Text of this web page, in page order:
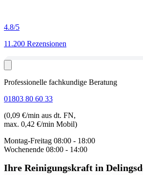
4.8/5
11.200 Rezensionen
Professionelle fachkundige Beratung
01803 80 60 33
(0,09 €/min aus dt. FN,
max. 0,42 €/min Mobil)
Montag-Freitag 08:00 - 18:00
Wochenende 08:00 - 14:00
Ihre Reinigungskraft in